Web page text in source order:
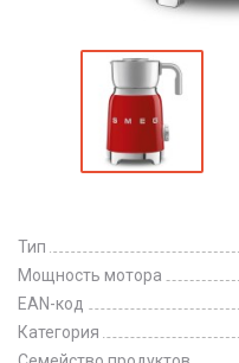
Тип
Мощность мотора
EAN-код
Категория